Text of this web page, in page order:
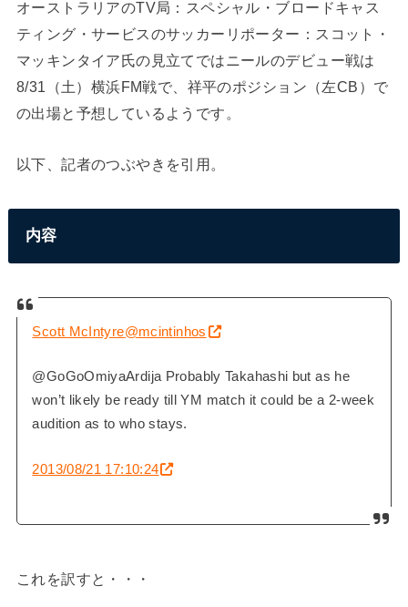
オーストラリアのTV局：スペシャル・ブロードキャス
ティング・サービスのサッカーリポーター：スコット・
マッキンタイア氏の見立てではニールのデビュー戦は
8/31（土）横浜FM戦で、祥平のポジション（左CB）で
の出場と予想しているようです。
以下、記者のつぶやきを引用。
内容
Scott McIntyre@mcintinhos
@GoGoOmiyaArdija Probably Takahashi but as he
won’t likely be ready till YM match it could be a 2-week
audition as to who stays.
2013/08/21 17:10:24
これを訳すと・・・